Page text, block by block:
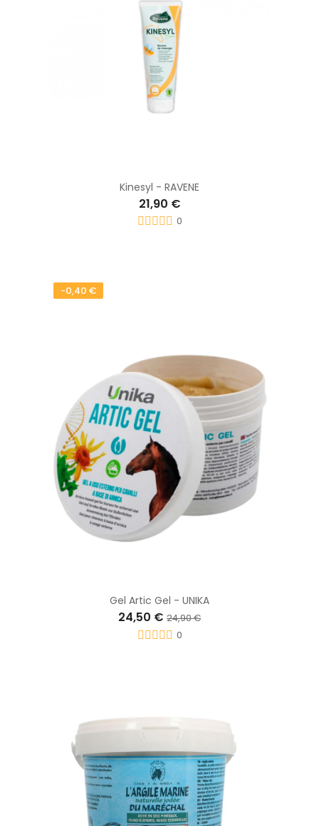
Kinesyl - RAVENE
21,90 €
0
-0,40 €
Gel Artic Gel - UNIKA
24,50 € 24,90 €
0